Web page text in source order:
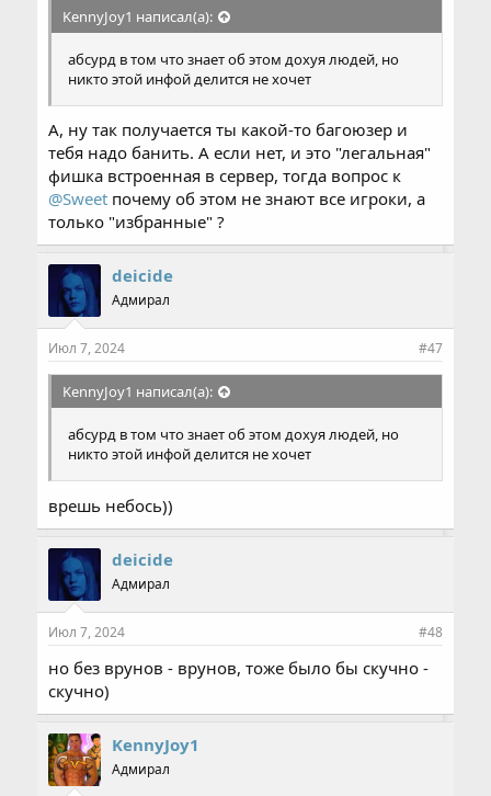
KennyJoy1 написал(а):
абсурд в том что знает об этом дохуя людей, но
никто этой инфой делится не хочет
А, ну так получается ты какой-то багоюзер и
тебя надо банить. А если нет, и это "легальная"
фишка встроенная в сервер, тогда вопрос к
@Sweetпочему об этом не знают все игроки, а
только "избранные" ?
deicide
Адмирал
Июл 7, 2024 #47
KennyJoy1 написал(а):
абсурд в том что знает об этом дохуя людей, но
никто этой инфой делится не хочет
врешь небось))
deicide
Адмирал
Июл 7, 2024 #48
но без врунов - врунов, тоже было бы скучно -
скучно)
KennyJoy1
Адмирал